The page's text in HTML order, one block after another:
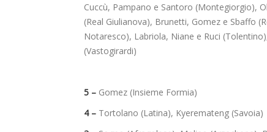
Cuccù, Pampano e Santoro (Montegiorgio),
(Real Giulianova), Brunetti, Gomez e Sbaffo
Notaresco), Labriola, Niane e Ruci
(Vastogirardi)
5 – Gomez (Insieme Formia)
4 – Tortolano (Latina), Kyeremateng (Savoia)